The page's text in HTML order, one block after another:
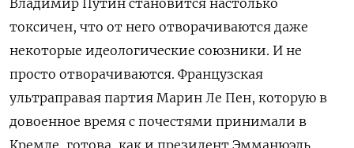
Владимир Путин становится настолько
токсичен, что от него отворачиваются даже
некоторые идеологические союзники. И не
просто отворачиваются. Французская
ультраправая партия Марин Ле Пен, которую в
довоенное время с почестями принимали в